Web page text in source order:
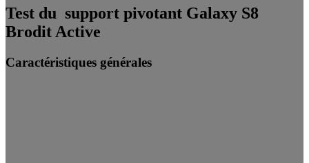
Test du support pivotant Galaxy S8
Brodit Active
Caractéristiques générales